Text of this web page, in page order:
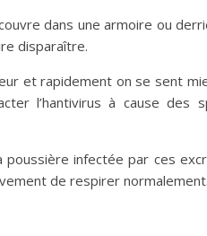
dans une armoire ou
disparaître.
et rapidement on se sent
l’hantivirus à cause
infectée par ces
de respirer normalement.